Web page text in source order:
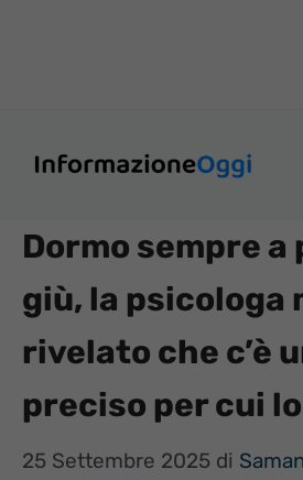
Dormo sempre a
giù, la psicologa
rivelato che c’è
preciso per cui
25 Settembre 2025 di